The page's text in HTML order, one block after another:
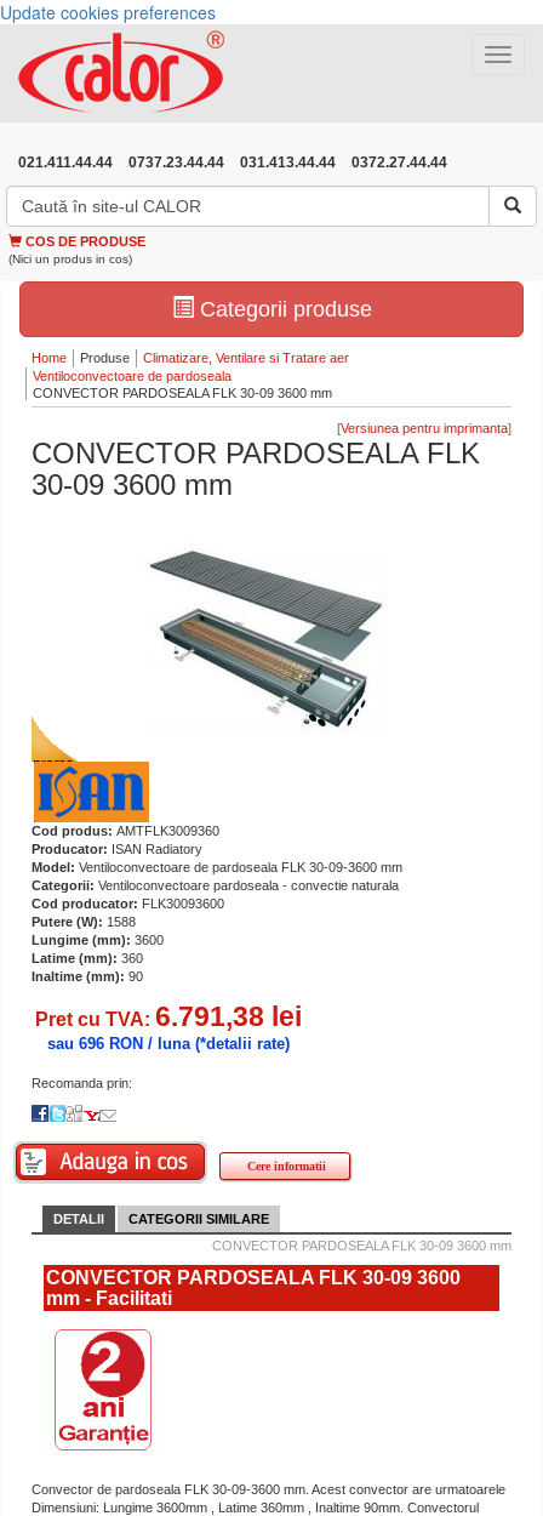
Update cookies preferences
Toggle
021.411.44.44 0737.23.44.44 031.413.44.44 0372.27.44.44
COS DE PRODUSE
(Nici un produs in cos)
Categorii produse
Home Produse
Climatizare, Ventilare si Tratare aer
Ventiloconvectoare de pardoseala
CONVECTOR PARDOSEALA FLK 30-09 3600 mm
[ ]
CONVECTOR PARDOSEALA FLK
30-09 3600 mm
Cod produs: AMTFLK3009360
Producator: ISAN Radiatory
Model: Ventiloconvectoare de pardoseala FLK 30-09-3600 mm
Categorii: Ventiloconvectoare pardoseala - convectie naturala
Cod producator: FLK30093600
Putere (W): 1588
Lungime (mm): 3600
Latime (mm): 360
Inaltime (mm): 90
Pret cu TVA: 6.791,38 lei
sau 696 RON / luna (*detalii rate)
Recomanda prin:
Cere informatii
DETALII
CATEGORII SIMILARE
CONVECTOR PARDOSEALA FLK 30-09 3600 mm
CONVECTOR PARDOSEALA FLK 30-09 3600
mm - Facilitati
Convector de pardoseala FLK 30-09-3600 mm. Acest convector are urmatoarele
Dimensiuni: Lungime 3600mm , Latime 360mm , Inaltime 90mm. Convectorul